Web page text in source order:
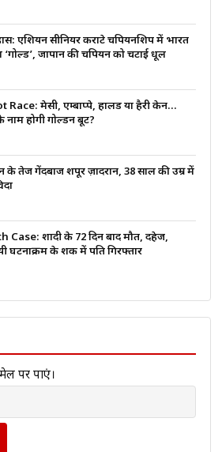
एशियन सीनियर कराटे चैंपियनशिप में भारत
‘गोल्ड’, जापान की चैंपियन को चटाई धूल
मेसी, एम्बाप्पे, हालैंड या हैरी केन…
होगी गोल्डन बूट?
के तेज गेंदबाज शपूर ज़ादरान, 38 साल की उम्र में
शादी के 72 दिन बाद मौत, दहेज,
घटनाक्रम के शक में पति गिरफ्तार
पर पाएं।